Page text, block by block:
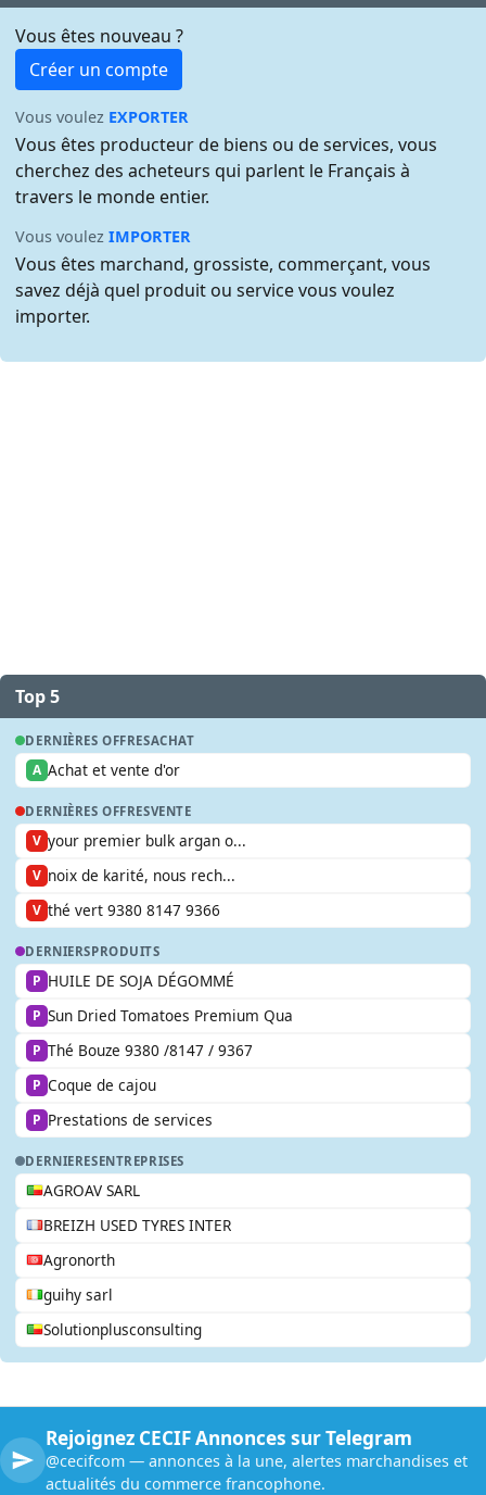
Vous êtes nouveau ?
Créer un compte
Vous voulez EXPORTER
Vous êtes producteur de biens ou de services, vous
cherchez des acheteurs qui parlent le Français à
travers le monde entier.
Vous voulezIMPORTER
Vous êtes marchand, grossiste, commerçant, vous
savez déjà quel produit ou service vous voulez
importer.
Top 5
DERNIÈRES OFFRESACHAT
A Achat et vente d'or
DERNIÈRES OFFRESVENTE
V your premier bulk argan o...
V noix de karité, nous rech...
V thé vert 9380 8147 9366
DERNIERSPRODUITS
P HUILE DE SOJA DÉGOMMÉ
P Sun Dried Tomatoes Premium Qua
P Thé Bouze 9380 /8147 / 9367
P Coque de cajou
P Prestations de services
DERNIERESENTREPRISES
AGROAV SARL
BREIZH USED TYRES INTER
Agronorth
guihy sarl
Solutionplusconsulting
Rejoignez CECIF Annonces sur Telegram
@cecifcom — annonces à la une, alertes marchandises et
actualités du commerce francophone.